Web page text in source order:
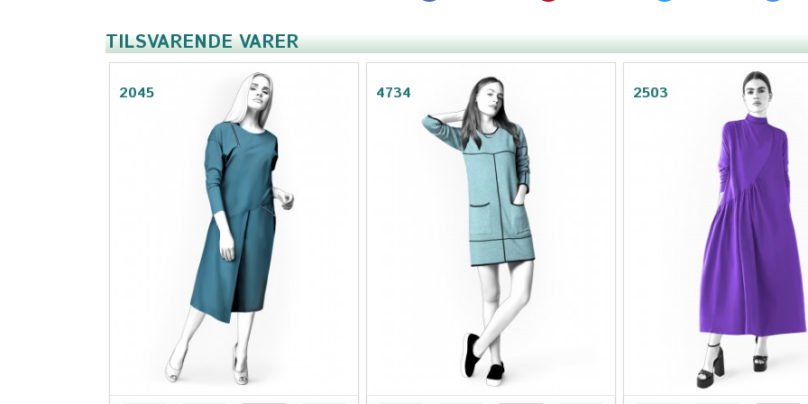
TILSVARENDE VARER
2045 4734 2503